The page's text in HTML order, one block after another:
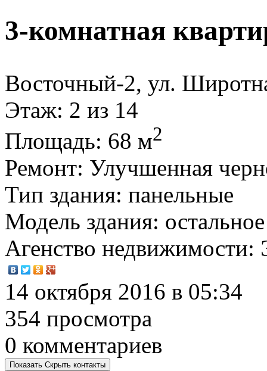
3-комнатная
Восточный-2, ул.
Этаж: 2 из 14
Площадь: 68 м2
Ремонт: Улучшенная
Тип здания: панельные
Модель здания: остальное
Агенство недвижимости:
14 октября 2016 в 05:34
354 просмотра
0 комментариев
Показать Скрыть контакты